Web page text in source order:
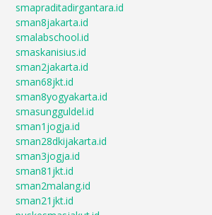
smapraditadirgantara.id
sman8jakarta.id
smalabschool.id
smaskanisius.id
sman2jakarta.id
sman68jkt.id
sman8yogyakarta.id
smasungguldel.id
sman1jogja.id
sman28dkijakarta.id
sman3jogja.id
sman81jkt.id
sman2malang.id
sman21jkt.id